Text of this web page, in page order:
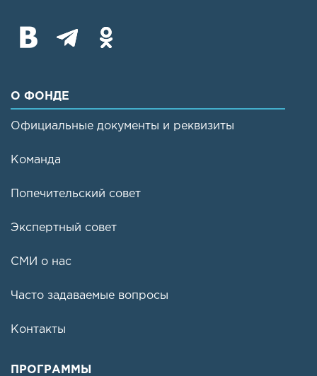
О ФОНДЕ
Официальные документы и реквизиты
Команда
Попечительский совет
Экспертный совет
СМИ о нас
Часто задаваемые вопросы
Контакты
ПРОГРАММЫ